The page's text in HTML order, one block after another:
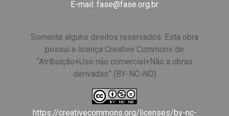
E-mail: fase@fase.org.br
Somente alguns direitos reservados. Esta obra
possui a licença Creative Commons de
“Atribuição+Uso não comercial+Não a obras
derivadas” (BY-NC-ND)
https://creativecommons.org/licenses/by-nc-